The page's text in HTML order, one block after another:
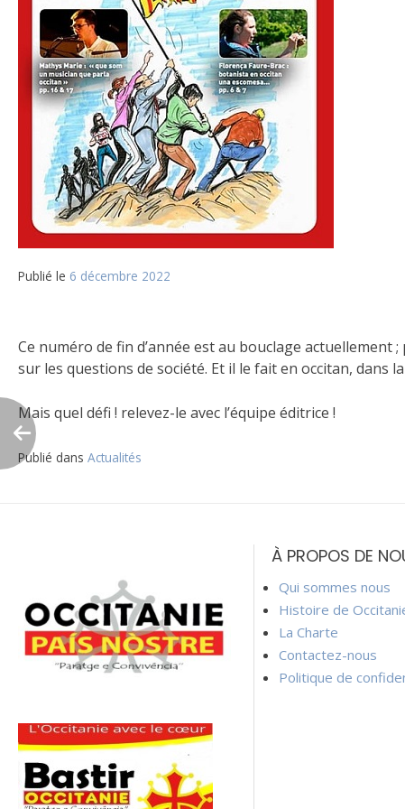
Publié le 6 décembre 2022
Ce numéro de fin d’année est au bouclage actuellement
sur les questions de société. Et il le fait en occitan, dans
Mais quel défi ! relevez-le avec l’équipe éditrice !
Publié dans Actualités
l’article
À PROPOS DE
Qui sommes nous
Histoire de
La Charte
Contactez-nous
Politique de